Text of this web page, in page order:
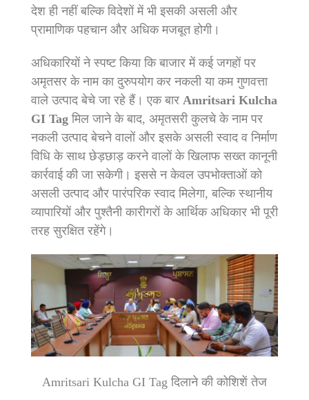
देश ही नहीं बल्कि विदेशों में भी इसकी असली और
प्रामाणिक पहचान और अधिक मजबूत होगी।
अधिकारियों ने स्पष्ट किया कि बाजार में कई जगहों पर
अमृतसर के नाम का दुरुपयोग कर नकली या कम गुणवत्ता
वाले उत्पाद बेचे जा रहे हैं। एक बार Amritsari Kulcha
GI Tag मिल जाने के बाद, अमृतसरी कुलचे के नाम पर
नकली उत्पाद बेचने वालों और इसके असली स्वाद व निर्माण
विधि के साथ छेड़छाड़ करने वालों के खिलाफ सख्त कानूनी
कार्रवाई की जा सकेगी। इससे न केवल उपभोक्ताओं को
असली उत्पाद और पारंपरिक स्वाद मिलेगा, बल्कि स्थानीय
व्यापारियों और पुश्तैनी कारीगरों के आर्थिक अधिकार भी पूरी
तरह सुरक्षित रहेंगे।
Amritsari Kulcha GI Tag दिलाने की कोशिशें तेज